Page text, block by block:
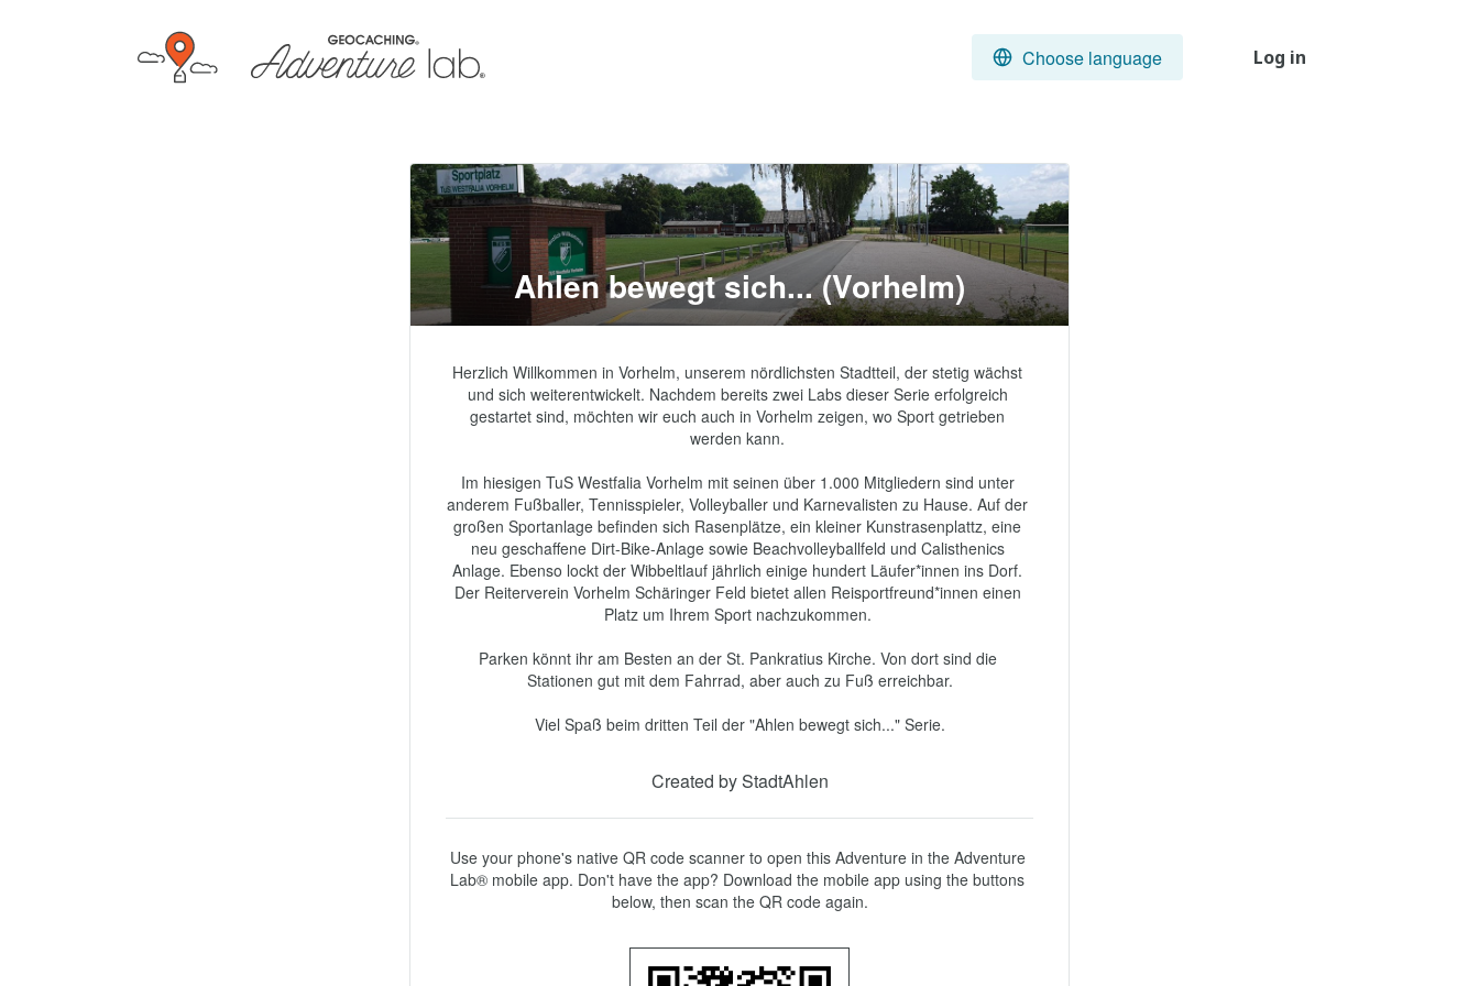
Choose language Log in
Ahlen bewegt sich... (Vorhelm)
Herzlich Willkommen in Vorhelm, unserem nördlichsten Stadtteil, der stetig wächst
und sich weiterentwickelt. Nachdem bereits zwei Labs dieser Serie erfolgreich
gestartet sind, möchten wir euch auch in Vorhelm zeigen, wo Sport getrieben
werden kann.
Im hiesigen TuS Westfalia Vorhelm mit seinen über 1.000 Mitgliedern sind unter
anderem Fußballer, Tennisspieler, Volleyballer und Karnevalisten zu Hause. Auf der
großen Sportanlage befinden sich Rasenplätze, ein kleiner Kunstrasenplattz, eine
neu geschaffene Dirt-Bike-Anlage sowie Beachvolleyballfeld und Calisthenics
Anlage. Ebenso lockt der Wibbeltlauf jährlich einige hundert Läufer*innen ins Dorf.
Der Reiterverein Vorhelm Schäringer Feld bietet allen Reisportfreund*innen einen
Platz um Ihrem Sport nachzukommen.
Parken könnt ihr am Besten an der St. Pankratius Kirche. Von dort sind die
Stationen gut mit dem Fahrrad, aber auch zu Fuß erreichbar.
Viel Spaß beim dritten Teil der "Ahlen bewegt sich..." Serie.
Created by StadtAhlen
Use your phone's native QR code scanner to open this Adventure in the Adventure
Lab® mobile app. Don't have the app? Download the mobile app using the buttons
below, then scan the QR code again.